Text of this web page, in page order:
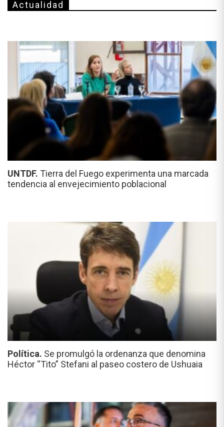
Actualidad
UNTDF. Tierra del Fuego experimenta una marcada
tendencia al envejecimiento poblacional
Política. Se promulgó la ordenanza que denomina
Héctor “Tito” Stefani al paseo costero de Ushuaia